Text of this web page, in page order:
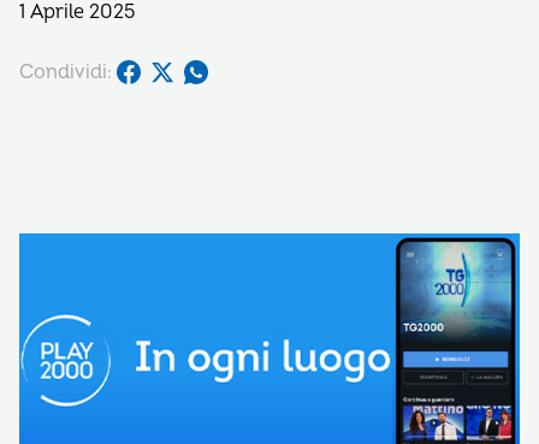
1 Aprile 2025
Condividi: